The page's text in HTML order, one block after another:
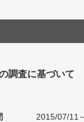
調査に基づいて
2015/07/11